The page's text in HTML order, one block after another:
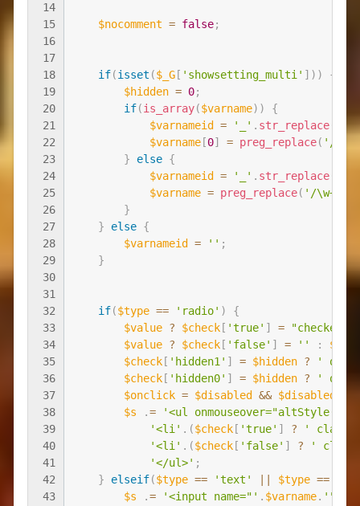
14
15
16
17
18
19
20
21
22
23
24
25
26
27
28
29
30
31
32
33
34
35
36
37
38
39
40
41
42
43
$nocomment = false;
if(isset ($_G[ 'showsetting_multi' ] ) )
{
$hidden = 0;
if(is_array($varname) )
{
$varnameid
= '_' . str_replace(
$varname[0] = preg_replace( '/
}
else {
$varnameid
= '_' . str_replace(
$varname = preg_replace( '/
}
}
else {
$varnameid
= '' ;
}
if($type == 'radio' )
{
$value ? $check[ 'true' ] = "checked"
$value ? $check[ 'false' ] = '' :
$check[ 'hidden1' ] = $hidden ?
'
$check[ 'hidden0' ] = $hidden ?
'
$onclick = $disabled && $disabled
$s
.=
'<ul
'<li' . ($check[ 'true' ] ?
'
'<li' . ($check[ 'false' ] ?
'
'</ul>' ;
}
elseif($type == 'text' $type ==
$s
.= '<input name="' . $varname. '"